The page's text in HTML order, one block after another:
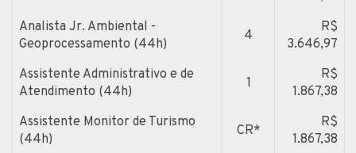
Analista Jr. Ambiental -
Geoprocessamento (44h)
4
R$
3.646,97
Assistente Administrativo e de
Atendimento (44h)
1
R$
1.867,38
Assistente Monitor de Turismo
(44h)
CR*
R$
1.867,38